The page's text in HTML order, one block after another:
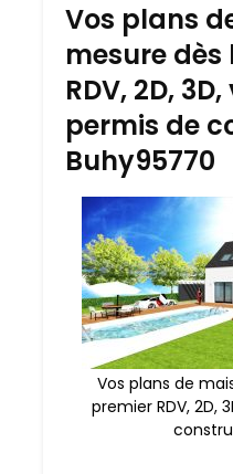
Vos plans
mesure
RDV, 2D,
permis de
Buhy95770
Vos plans de
premier RDV, 2D,